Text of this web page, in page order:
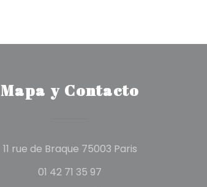
Mapa y Contacto
11 rue de Braque 75003 Paris((abre en una
01 42 71 35 97